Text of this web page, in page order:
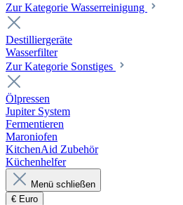
Zur Kategorie Wasserreinigung
Destilliergeräte
Wasserfilter
Zur Kategorie Sonstiges
Ölpressen
Jupiter System
Fermentieren
Maroniofen
KitchenAid Zubehör
Küchenhelfer
Menü schließen
€ Euro